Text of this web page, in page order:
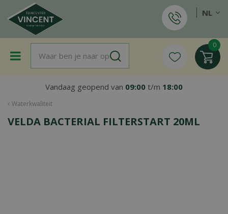
a
Waterkwaliteit
Vandaag geopend van 09:00 t/m 18:00
NL
VELDA BACTERIAL FILTERSTART 20ML